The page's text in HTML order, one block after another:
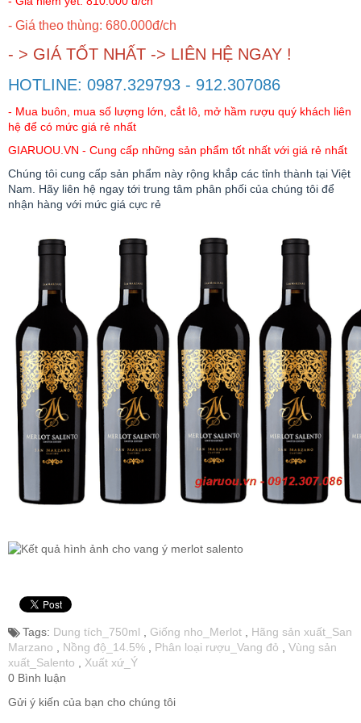
RƯỢU WHISKY
RƯỢU XO BRANDY
RƯỢU VODKA
RƯỢU COGNAC
BIA NGOẠI
TRỐNG RƯỢU
Vang Newzeland giá rẻ nhất
Rượu Vang Argentina
VANG CANADA ICEWINE
RƯỢU VANG NAM PHI
Rượu Vang BỒ ĐÀO NHA
RƯỢU VANG ĐỨC
- Giá theo thùng: 680.000đ/ch
- > GIÁ TỐT NHẤT -> LIÊN HỆ NGAY !
HOTLINE: 0987.329793 - 912.307086
- Mua buôn, mua số lượng lớn, cắt lô, mở hầm rượu quý khách liên
hệ để có mức giá rẻ nhất
GIARUOU.VN - Cung cấp những sản phẩm tốt nhất với giá rẻ nhất
Chúng tôi cung cấp sản phẩm này rộng khắp các tỉnh thành tại Việt
Nam. Hãy liên hệ ngay tới trung tâm phân phối của chúng tôi để
nhận hàng với mức giá cực rẻ
Tags: Dung tích_750ml Giống nho_Merlot
Hãng sản xuất_San
Marzano
Nồng độ_14.5% Phân loại rượu_Vang đỏ
Vùng sản
xuất_Salento
Xuất xứ_Ý
0 Bình luận
Gửi ý kiến của bạn cho chúng tôi